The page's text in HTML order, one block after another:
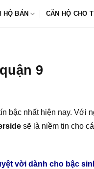
HỘ BÁN CĂN HỘ CHO
9
bậc nhất hiện nay. Với
sẽ là niềm tin cho
vời dành cho bậc